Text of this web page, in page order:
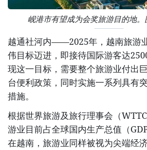
岘港市有望成为会奖旅游目的地。
越通社河内——2025年，越南旅游
伟目标迈进，即接待国际游客达
现这一目标，需要整个旅游业付出
台便利政策，同时实施一系列具有
措施。
根据世界旅游及旅行理事会（
游业目前占全球国内生产总值（
在越南，旅游业同样被视为尖端经